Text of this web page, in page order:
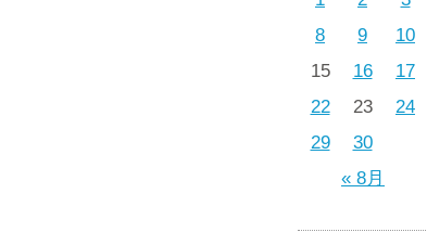
« 8月
8
9 10
15
16 17
22
23 24
29
30